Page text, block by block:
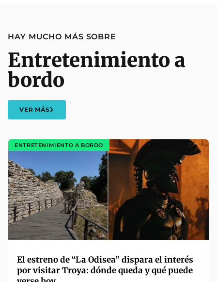
HAY MUCHO MÁS SOBRE
Entretenimiento a
bordo
VER MÁS
ENTRETENIMIENTO A BORDO
El estreno de “La Odisea” dispara el interés
por visitar Troya: dónde queda y qué puede